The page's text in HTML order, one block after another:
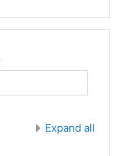
Expand all